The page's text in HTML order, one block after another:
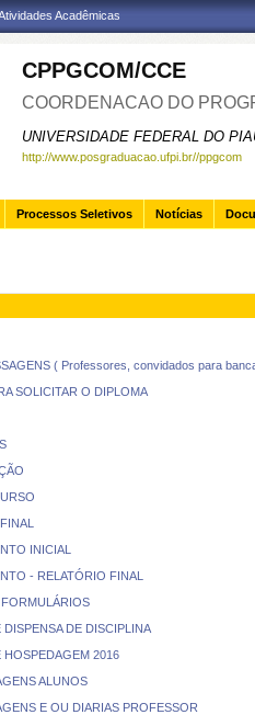
Acadêmicas
CPPGCOM/CCE
COORDENACAO DO
UNIVERSIDADE FEDERAL DO
http://www.posgraduacao.ufpi.br//ppgcom
Processos Seletivos Notícias
( Professores, convidados para
SOLICITAR O DIPLOMA
INICIAL
- RELATÓRIO FINAL
DE DISCIPLINA
2016
ALUNOS
E OU DIARIAS PROFESSOR